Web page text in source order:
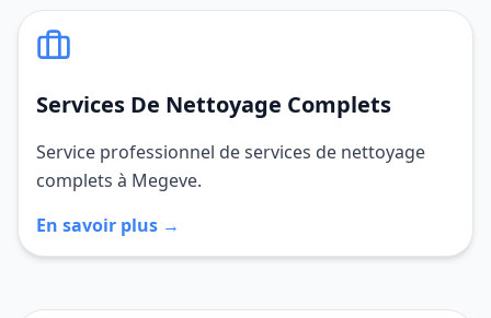
Services De Nettoyage Complets
Service professionnel de services de nettoyage
complets à Megeve.
En savoir plus →